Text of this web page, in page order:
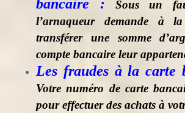
bancaire : Sous un
l’arnaqueur demande à
transférer une somme
compte bancaire leur
Les fraudes à la carte
Votre numéro de carte
pour effectuer des achats à